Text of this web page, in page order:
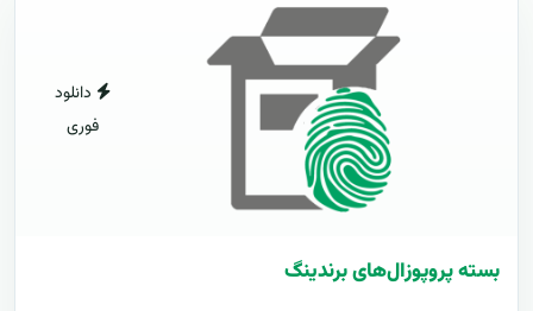
دانلود
فوری
بسته پروپوزال‌های برندینگ